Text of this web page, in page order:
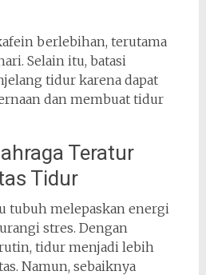
berlebihan, terutama
Selain itu, batasi
tidur karena dapat
dan membuat tidur
Teratur
Tidur
tubuh melepaskan energi
stres. Dengan
tidur menjadi lebih
Namun, sebaiknya